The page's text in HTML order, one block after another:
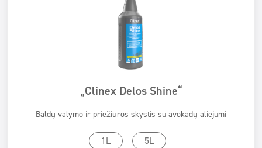
„Clinex Delos Shine“
Baldų valymo ir priežiūros skystis su avokadų aliejumi
1L 5L